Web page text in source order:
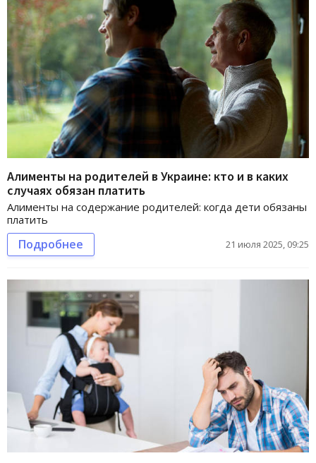
Алименты на родителей в Украине: кто и в каких
случаях обязан платить
Алименты на содержание родителей: когда дети обязаны
платить
Подробнее 21 июля 2025, 09:25